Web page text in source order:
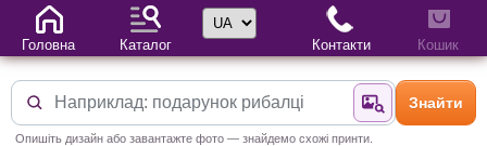
Знайти за
Знайти
Опишіть дизайн або завантажте фото — знайдемо схожі принти.
Головна Каталог
Вибір мови
Контакти Кошик